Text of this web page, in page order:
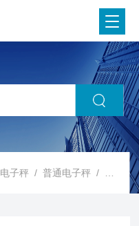
电子秤 /普通电子秤 / 电子秤-5吨电子秤-山南电子秤【佳宜电子】